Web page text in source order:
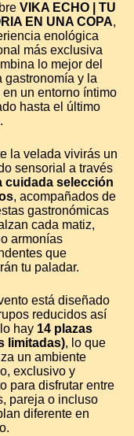
VIKA ECHO | TU
EN UNA COPA,
enológica
más exclusiva
lo mejor del
gastronomía y la
en un entorno íntimo
hasta el último
la velada vivirás un
sensorial a través
cuidada selección
, acompañados de
gastronómicas
cada matiz,
armonías
que
tu paladar.
está diseñado
reducidos así
hay 14 plazas
limitadas), lo que
un ambiente
exclusivo y
para disfrutar entre
pareja o incluso
diferente en